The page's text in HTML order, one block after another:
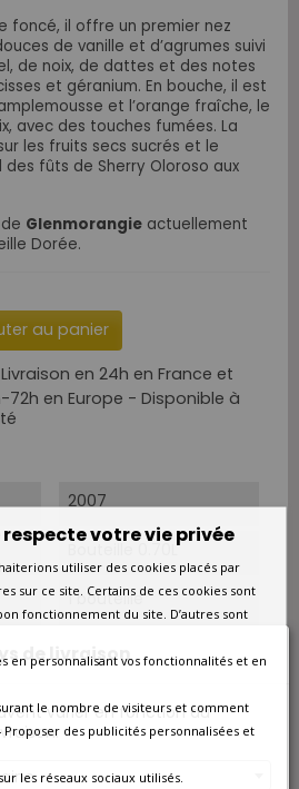
de livraison
varier en fonction du
foncé, il offre un premier nez
de vanille et d’agrumes suivi
de noix, de dattes et des notes
et géranium. En bouche, il est
et l’orange fraîche, le
avec des touches fumées. La
les fruits secs sucrés et le
fûts de Sherry Oloroso aux
Glenmorangie actuellement
Dorée.
au panier
Livraison en 24h en France et
72h en Europe - Disponible à
2007
Bouteille 0.70L
1 bouteille
Whisky
votre vie privée
utiliser des cookies placés par
sur ce site. Certains de ces cookies sont
fonctionnement du site. D’autres sont
en personnalisant vos fonctionnalités et en
le nombre de visiteurs et comment
Proposer des publicités personnalisées et
les réseaux sociaux utilisés.